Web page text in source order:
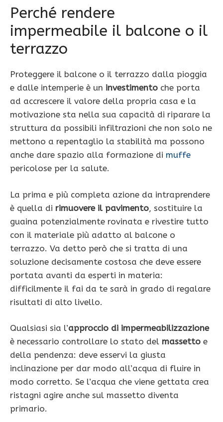
Perché rendere
impermeabile il balcone o il
terrazzo
Proteggere il balcone o il terrazzo dalla pioggia
e dalle intemperie è un investimento che porta
ad accrescere il valore della propria casa e la
motivazione sta nella sua capacità di riparare la
struttura da possibili infiltrazioni che non solo ne
mettono a repentaglio la stabilità ma possono
anche dare spazio alla formazione di muffe
pericolose per la salute.
La prima e più completa azione da intraprendere
è quella di rimuovere il pavimento, sostituire la
guaina potenzialmente rovinata e rivestire tutto
con il materiale più adatto al balcone o
terrazzo. Va detto però che si tratta di una
soluzione decisamente costosa che deve essere
portata avanti da esperti in materia:
difficilmente il fai da te sarà in grado di regalare
risultati di alto livello.
Qualsiasi sia l’approccio di impermeabilizzazione
è necessario controllare lo stato del massetto e
della pendenza: deve esservi la giusta
inclinazione per dar modo all’acqua di fluire in
modo corretto. Se l’acqua che viene gettata crea
ristagni agire anche sul massetto diventa
primario.